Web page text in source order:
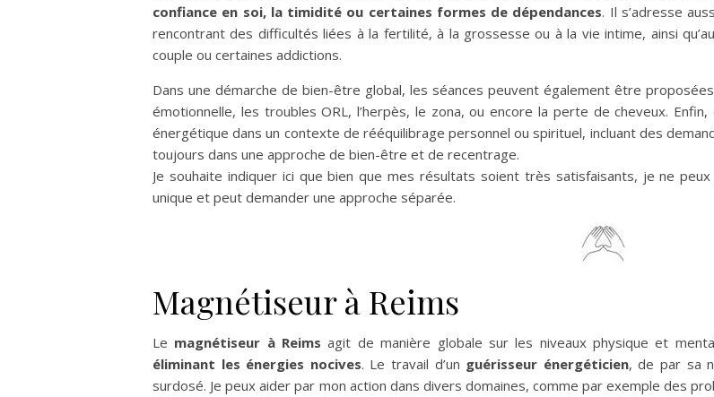
confiance en soi, la timidité ou certaines formes de dépendances. Il s’adresse
rencontrant des difficultés liées à la fertilité, à la grossesse ou à la vie intime, ainsi
couple ou certaines addictions.
Dans une démarche de bien-être global, les séances peuvent également être
émotionnelle, les troubles ORL, l’herpès, le zona, ou encore la perte de cheveux.
énergétique dans un contexte de rééquilibrage personnel ou spirituel, incluant des
toujours dans une approche de bien-être et de recentrage.
Je souhaite indiquer ici que bien que mes résultats soient très satisfaisants, je ne
unique et peut demander une approche séparée.
Magnétiseur à Reims
Le magnétiseur à Reims agit de manière globale sur les niveaux physique et
éliminant les énergies nocives. Le travail d’un guérisseur énergéticien, de par sa
surdosé. Je peux aider par mon action dans divers domaines, comme par exemple des